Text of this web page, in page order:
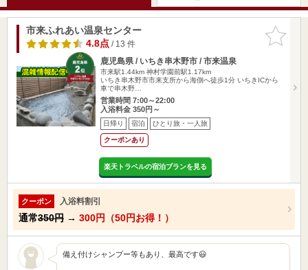
お気に入
りに追加
市来ふれあい温泉センター
4.8点/ 13 件
鹿児島県 / いちき串木野市 / 市来温泉
市来駅1.44km 神村学園前駅1.17km
いちき串木野市市来支所から海側へ徒歩1分 いちきICから
車で串木野…
営業時間 7:00～22:00
入浴料金 350円～
日帰り 宿泊 ひとり旅・一人旅
クーポンあり
楽天トラベルの宿泊プランを見る
クーポン 入浴料割引
通常350円 → 300円（50円お得！）
備え付けシャンプー等もあり、最高です😃